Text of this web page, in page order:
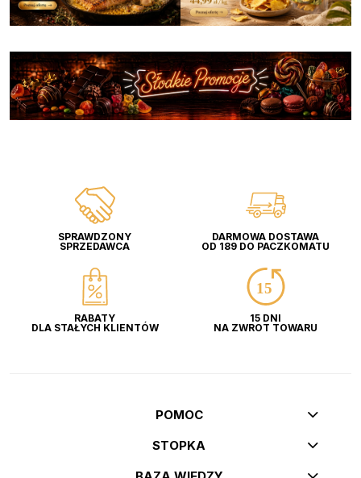
SPRAWDZONY
SPRZEDAWCA
DARMOWA DOSTAWA
OD 189 DO PACZKOMATU
RABATY
DLA STAŁYCH KLIENTÓW
15 DNI
NA ZWROT TOWARU
POMOC
STOPKA